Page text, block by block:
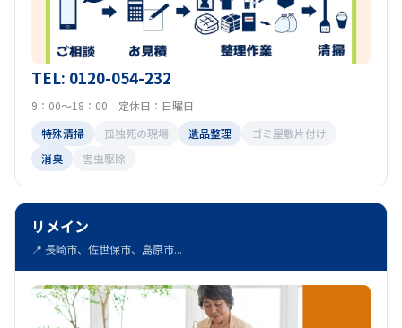
TEL: 0120-054-232
9：00～18：00 定休日：日曜日
特殊清掃
孤独死の現場 遺品整理
ゴミ屋敷片付け
消臭
害虫駆除
リメイン
📍 長崎市、佐世保市、島原市...